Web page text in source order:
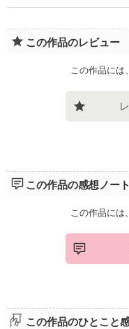
この作品のレビュー
この作品には
この作品の感想ノート
この作品には
この作品のひとこと